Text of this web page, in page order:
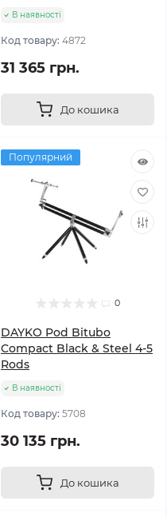
В наявності
Код товару: 4872
31 365 грн.
До кошика
Популярний
0
DAYKO Pod Bitubo
Compact Black & Steel 4-5
Rods
В наявності
Код товару: 5708
30 135 грн.
До кошика